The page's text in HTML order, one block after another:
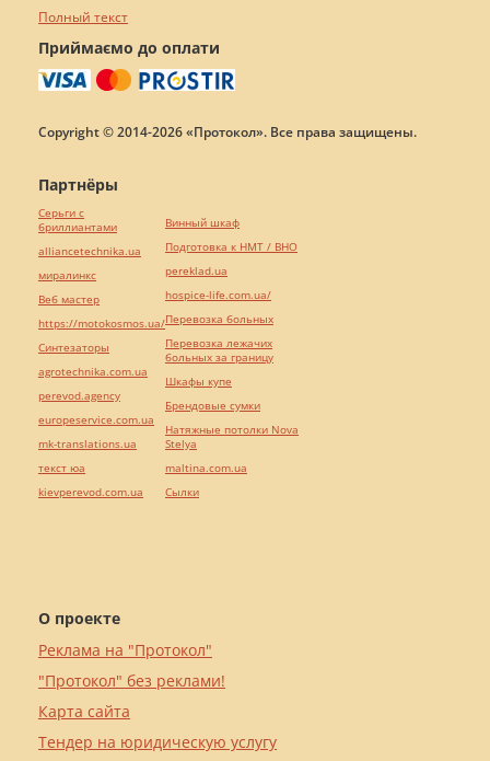
Полный текст
Приймаємо до оплати
Copyright © 2014-2026 «Протокол». Все права защищены.
О проекте
Реклама на "Протокол"
"Протокол" без реклами!
Карта сайта
Тендер на юридическую услугу
Партнёры
Серьги с
бриллиантами
alliancetechnika.ua
миралинкс
Веб мастер
https://motokosmos.ua/
Синтезаторы
agrotechnika.com.ua
perevod.agency
europeservice.com.ua
mk-translations.ua
текст юа
kievperevod.com.ua
Винный шкаф
Подготовка к НМТ / ВНО
pereklad.ua
hospice-life.com.ua/
Перевозка больных
Перевозка лежачих
больных за границу
Шкафы купе
Брендовые сумки
Натяжные потолки Nova
Stelya
maltina.com.ua
Cылки